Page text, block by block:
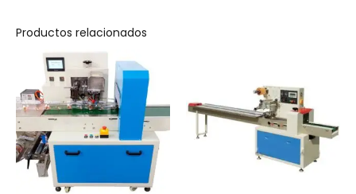
Productos relacionados